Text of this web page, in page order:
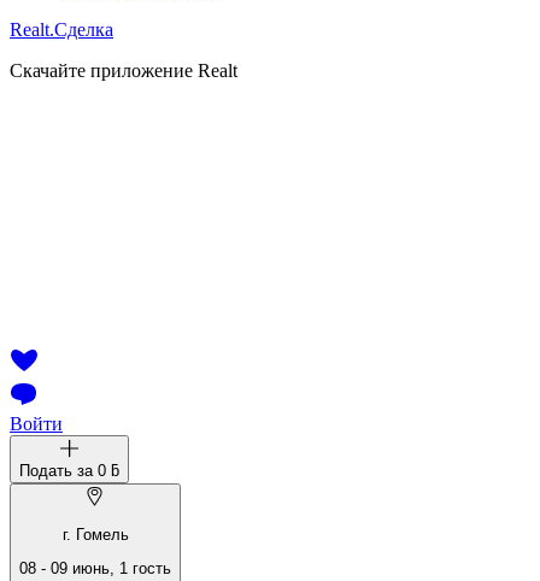
Realt.Сделка
Скачайте приложение Realt
Войти
Подать за 0 ƃ
г. Гомель
08 - 09 июнь, 1 гость